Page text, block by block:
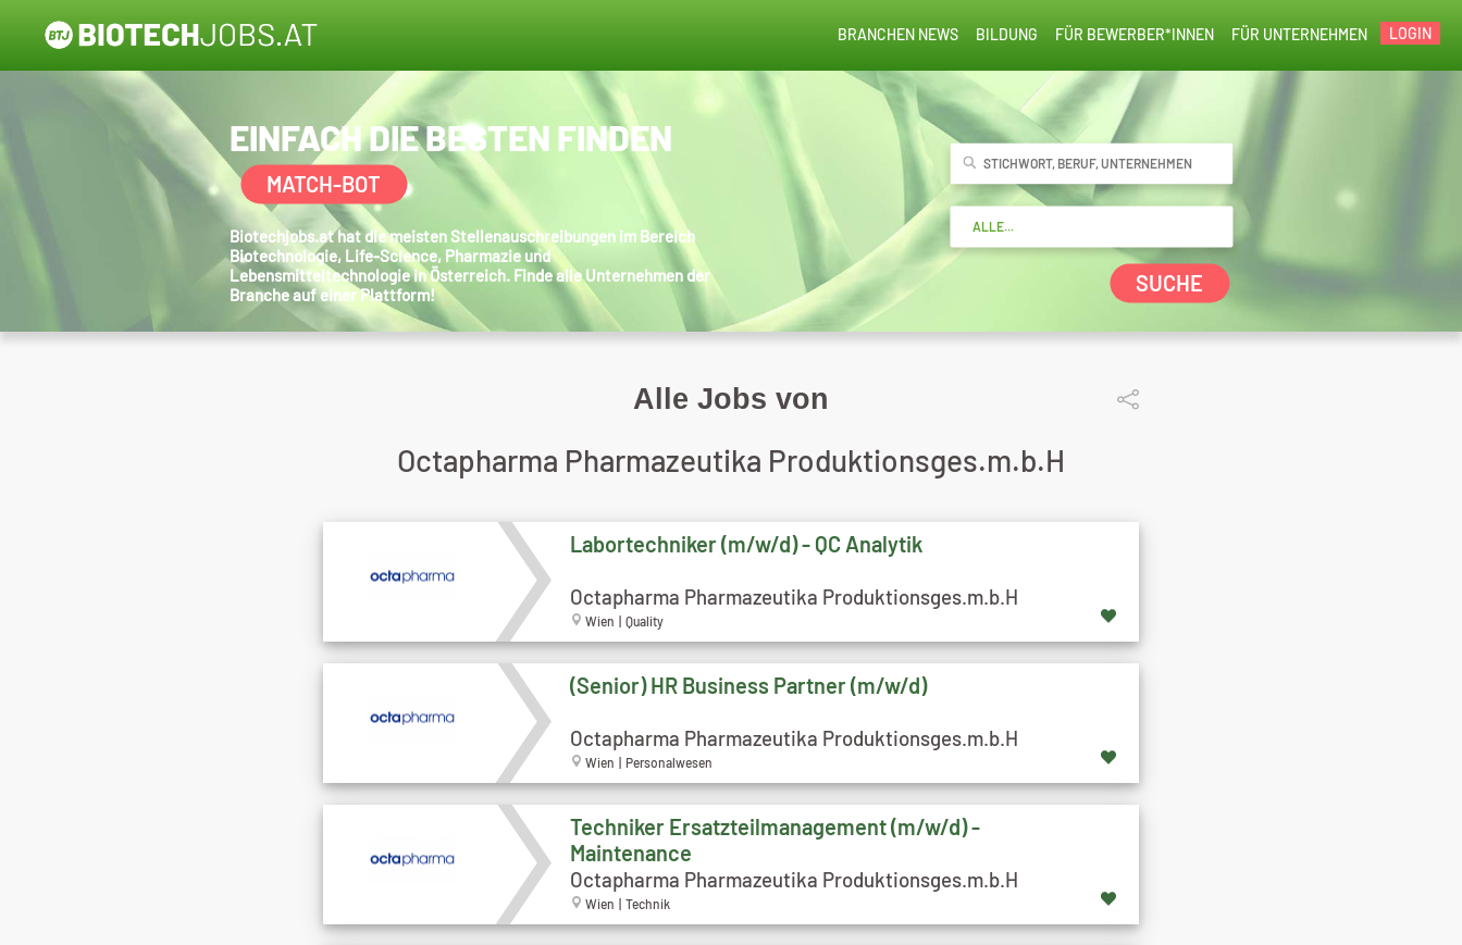
LOGIN
FÜR UNTERNEHMEN
FÜR BEWERBER*INNEN
BILDUNG
BRANCHEN NEWS
EINFACH DIE BESTEN FINDEN
MATCH-BOT
Biotechjobs.at hat die meisten Stellenauschreibungen im Bereich
Biotechnologie, Life-Science, Pharmazie und
Lebensmitteltechnologie in Österreich. Finde alle Unternehmen der
Branche auf einer Plattform!
SUCHE
Alle Jobs von
Octapharma Pharmazeutika Produktionsges.m.b.H
Labortechniker (m/w/d) - QC Analytik
Octapharma Pharmazeutika Produktionsges.m.b.H
Wien | Quality
(Senior) HR Business Partner (m/w/d)
Octapharma Pharmazeutika Produktionsges.m.b.H
Wien | Personalwesen
Techniker Ersatzteilmanagement (m/w/d) -
Maintenance
Octapharma Pharmazeutika Produktionsges.m.b.H
Wien | Technik